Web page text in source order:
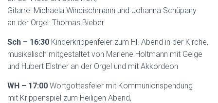
Gitarre: Michaela Windischmann und Johanna Schüpany
an der Orgel: Thomas Bieber
Sch – 16:30 Kinderkrippenfeier zum Hl. Abend in der Kirche,
musikalisch mitgestaltet von Marlene Holtmann mit Geige
und Hubert Elstner an der Orgel und mit Akkordeon
WH – 17:00 Wortgottesfeier mit Kommunionspendung
mit Krippenspiel zum Heiligen Abend,